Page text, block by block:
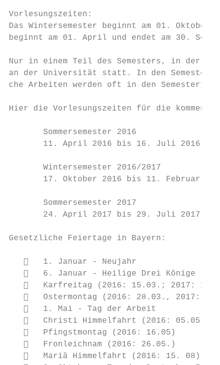
Vorlesungszeiten:
Das Wintersemester beginnt am 01. Oktober
beginnt am 01. April und endet am 30.
Nur in einem Teil des Semesters, in der so
an der Universität statt. In den
che Arbeiten werden oft in den
Hier die Vorlesungszeiten für die
       Sommersemester 2016
       11. April 2016 bis 16. Juli 2016
       Wintersemester 2016/2017
17. Oktober 2016 bis 11. Februar
       Sommersemester 2017
       24. April 2017 bis 29. Juli 2017
Gesetzliche Feiertage in Bayern:
      1. Januar - Neujahr
   6. Januar - Heilige Drei Könige
   Karfreitag (2016: 15.03.; 2017:
   Ostermontag (2016: 28.03., 2017:
      1. Mai - Tag der Arbeit
      Christi Himmelfahrt (2016: 05.05)
      Pfingstmontag (2016: 16.05)
      Fronleichnam (2016: 26.05.)
      Mariä Himmelfahrt (2016: 15. 08)